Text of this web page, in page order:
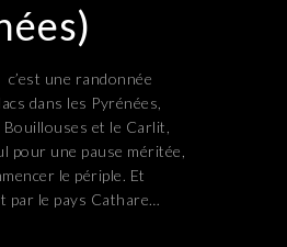
, c’est une randonnée
dans les Pyrénées,
et le Carlit,
pour une pause méritée,
le périple. Et
par le pays Cathare…